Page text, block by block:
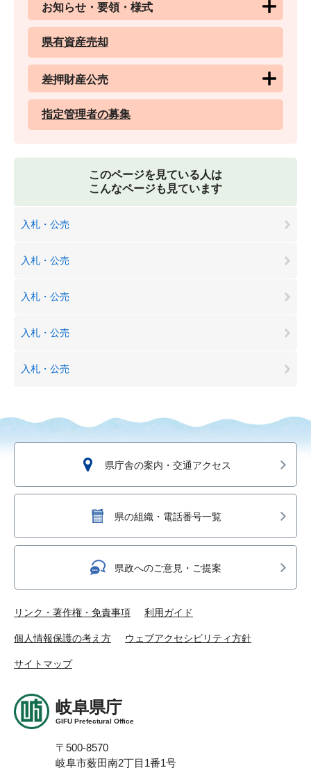
お知らせ・要領・様式
県有資産売却
差押財産公売
指定管理者の募集
このページを見ている人は
こんなページも見ています
入札・公売
入札・公売
入札・公売
入札・公売
入札・公売
県庁舎の案内・交通アクセス
県の組織・電話番号一覧
県政へのご意見・ご提案
リンク・著作権・免責事項 利用ガイド
個人情報保護の考え方 ウェブアクセシビリティ方針
サイトマップ
岐阜県庁
GIFU Prefectural Office
〒500-8570
岐阜市薮田南2丁目1番1号